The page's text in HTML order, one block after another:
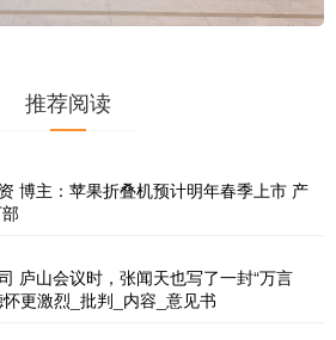
推荐阅读
博主：苹果折叠机预计明年春季上市 产
庐山会议时，张闻天也写了一封“万言
更激烈_批判_内容_意见书